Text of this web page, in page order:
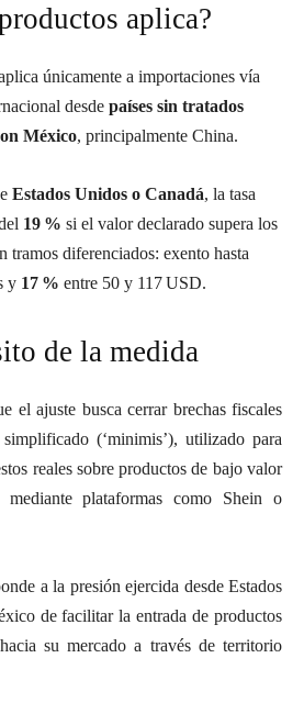
aplica?
únicamente a importaciones vía
desde países sin tratados
México, principalmente China.
Estados Unidos o Canadá, la tasa
19 % si el valor declarado supera los
tramos diferenciados: exento hasta
y 17 % entre 50 y 117 USD.
de la medida
el ajuste busca cerrar brechas fiscales
(‘minimis’), utilizado para
reales sobre productos de bajo valor
mediante plataformas como Shein o
a la presión ejercida desde Estados
de facilitar la entrada de productos
su mercado a través de territorio